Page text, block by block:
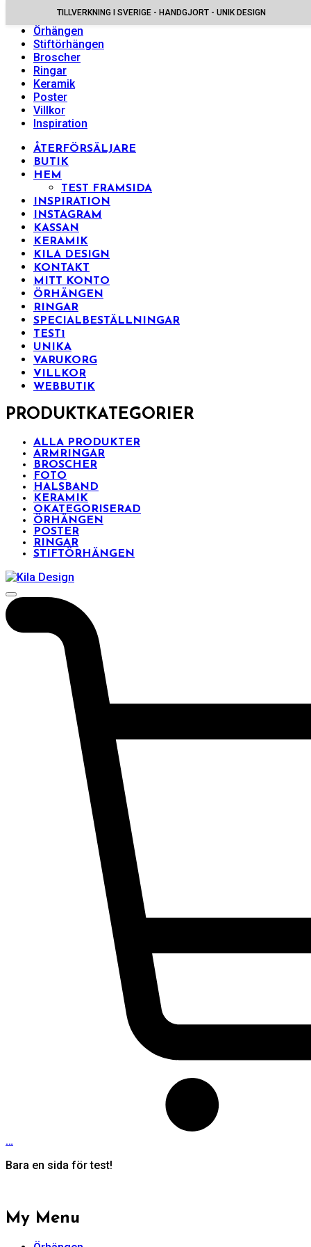
Halsband
Örhängen
Stiftörhängen
Broscher
Ringar
Keramik
Poster
Villkor
Inspiration
ÅTERFÖRSÄLJARE
BUTIK
HEM
TEST FRAMSIDA
INSPIRATION
INSTAGRAM
KASSAN
KERAMIK
KILA DESIGN
KONTAKT
MITT KONTO
ÖRHÄNGEN
RINGAR
SPECIALBESTÄLLNINGAR
TEST1
UNIKA
VARUKORG
VILLKOR
WEBBUTIK
PRODUKTKATEGORIER
ALLA PRODUKTER
ARMRINGAR
BROSCHER
FOTO
HALSBAND
KERAMIK
OKATEGORISERAD
ÖRHÄNGEN
POSTER
RINGAR
STIFTÖRHÄNGEN
…
Bara en sida för test!
My Menu
TILLVERKNING I SVERIGE - HANDGJORT - UNIK DESIGN